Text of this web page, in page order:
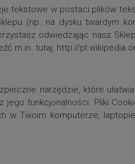
tekstowe w postaci plików
(np. na dysku twardym
odwiedzając nasz
m.in. tutaj: http://
narzędzie, które
funkcjonalności. Pliki
w Twoim komputerze,